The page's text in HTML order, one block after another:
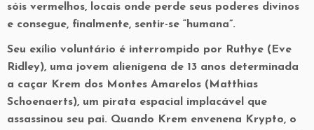
sóis vermelhos, locais onde perde seus poderes divinos
e consegue, finalmente, sentir-se “humana”.
Seu exílio voluntário é interrompido por Ruthye (Eve
Ridley), uma jovem alienígena de 13 anos determinada
a caçar Krem dos Montes Amarelos (Matthias
Schoenaerts), um pirata espacial implacável que
assassinou seu pai. Quando Krem envenena Krypto, o